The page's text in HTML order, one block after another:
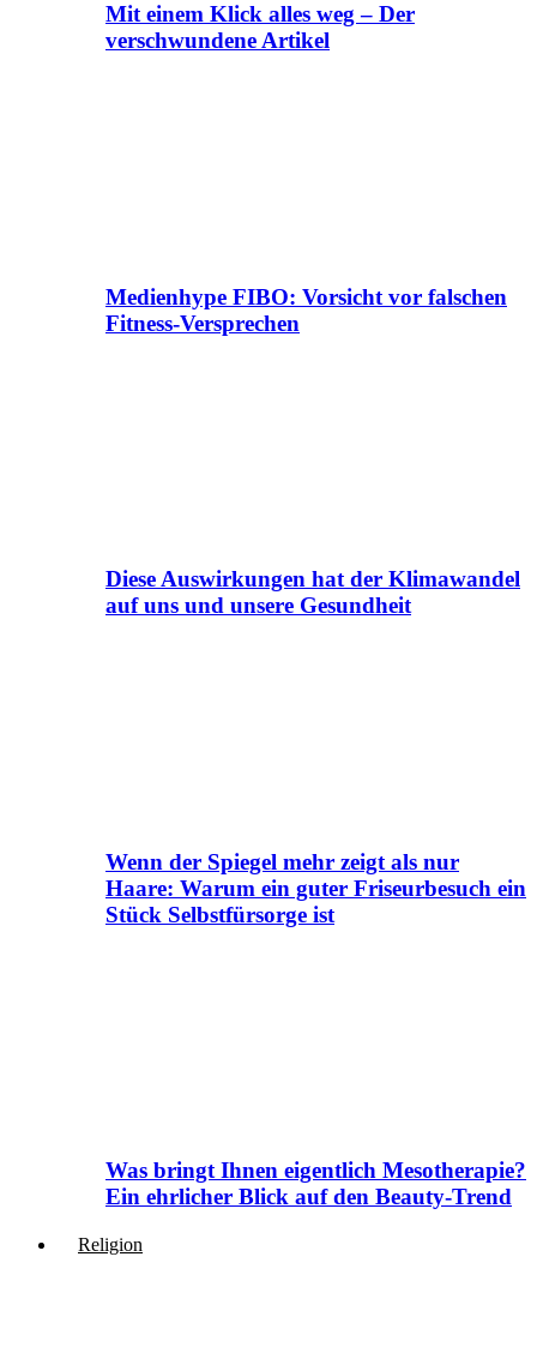
Mit einem Klick alles weg – Der
verschwundene Artikel
Medienhype FIBO: Vorsicht vor falschen
Fitness-Versprechen
Diese Auswirkungen hat der Klimawandel
auf uns und unsere Gesundheit
Wenn der Spiegel mehr zeigt als nur
Haare: Warum ein guter Friseurbesuch ein
Stück Selbstfürsorge ist
Was bringt Ihnen eigentlich Mesotherapie?
Ein ehrlicher Blick auf den Beauty-Trend
Religion